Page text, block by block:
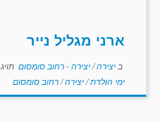
ארני מגליל נייר
ב יצירה/יצירה - רחוב סומסום תויג
ימי הולדת/יצירה/רחוב סומסום